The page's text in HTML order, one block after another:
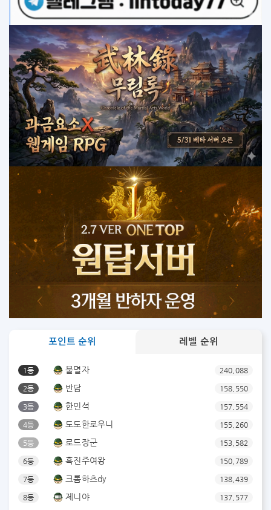
포인트 순위 레벨 순위
1등 불멸자 240,088
2등 반담 158,550
3등 한민석 157,554
4등 도도한로우니 155,260
5등 로드장군 153,582
6등 흑진주여왕 150,789
7등 크롬하츠dy 138,439
8등 제니야 137,577